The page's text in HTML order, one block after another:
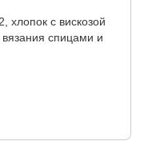
с вискозой
спицами и